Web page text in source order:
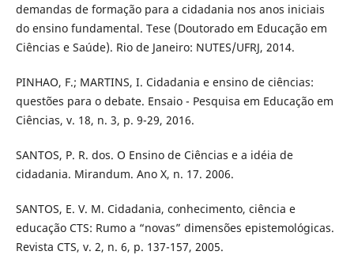
demandas de formação para a cidadania nos anos iniciais
do ensino fundamental. Tese (Doutorado em Educação em
Ciências e Saúde). Rio de Janeiro: NUTES/UFRJ, 2014.
PINHAO, F.; MARTINS, I. Cidadania e ensino de ciências:
questões para o debate. Ensaio - Pesquisa em Educação em
Ciências, v. 18, n. 3, p. 9-29, 2016.
SANTOS, P. R. dos. O Ensino de Ciências e a idéia de
cidadania. Mirandum. Ano X, n. 17. 2006.
SANTOS, E. V. M. Cidadania, conhecimento, ciência e
educação CTS: Rumo a “novas” dimensões epistemológicas.
Revista CTS, v. 2, n. 6, p. 137-157, 2005.